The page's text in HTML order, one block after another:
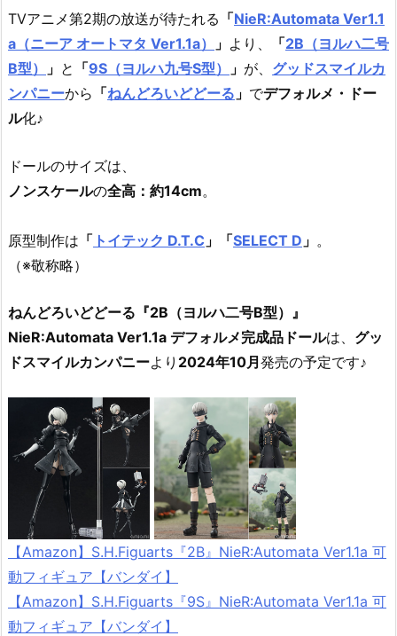
TVアニメ第2期の放送が待たれる 「NieR:Automata Ver1.1
a（ニーア オートマタ Ver1.1a）
」 より、 「2B（ヨルハ二号
B型）
」 と 「9S（ヨルハ九号S型） 」 が、 グッドスマイルカ
ンパニーから 「ねんどろいどどーる 」 でデフォルメ・ドー
ル化♪
ドールのサイズは、
ノンスケールの全高：約14cm。
原型制作は 「 トイテック D.T.C 」「SELECT D 」 。
（※敬称略）
ねんどろいどどーる『2B（ヨルハ二号B型）』
NieR:Automata Ver1.1a デフォルメ完成品ドールは、 グッ
ドスマイルカンパニーより 2024年10月 発売の予定です♪
【Amazon】S.H.Figuarts『2B』NieR:Automata Ver1.1a 可
動フィギュア【バンダイ】
【Amazon】S.H.Figuarts『9S』NieR:Automata Ver1.1a 可
動フィギュア【バンダイ】